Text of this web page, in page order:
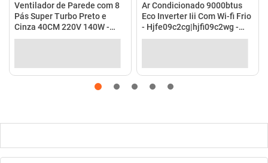
Ventilador de Parede com 8
Pás Super Turbo Preto e
Cinza 40CM 220V 140W -
VTX-40P-8P - Mondial
Ar Condicionado 9000btus
Eco Inverter Iii Com Wi-fi Frio
- Hjfe09c2cg|hjfi09c2wg -
Elgin